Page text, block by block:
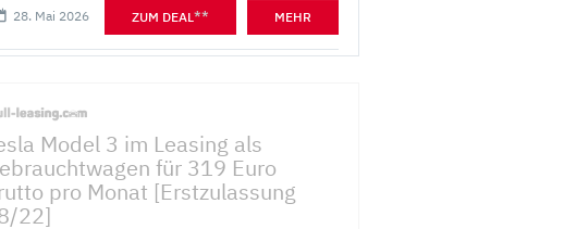
28. Mai 2026 ZUM DEAL** MEHR
Model 3 im Leasing als
für 319 Euro
pro Monat [Erstzulassung
22]